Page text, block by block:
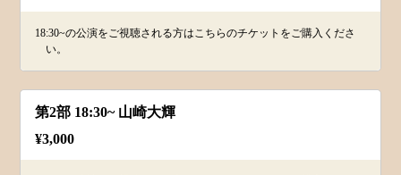
18:30~の公演をご視聴される方はこちらのチケットをご購入くださ
い。
第2部 18:30~ 山崎大輝
¥3,000